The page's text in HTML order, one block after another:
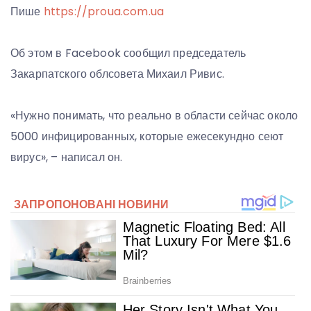
Пише https://proua.com.ua
Об этом в Facebook сообщил председатель
Закарпатского облсовета Михаил Ривис.
«Нужно понимать, что реально в области сейчас около
5000 инфицированных, которые ежесекундно сеют
вирус», – написал он.